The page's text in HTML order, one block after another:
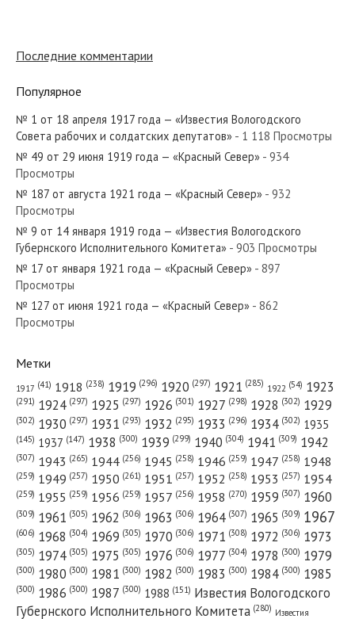
№ 60 от марта 1930 года — «Красный Север»
№ 143 от июня 1974 года — «Красный Север»
№ 192 от августа 1938 года — «Красный Север»
№ 104 от мая 1927 года — «Красный Север»
№ 36 от февраля 1963 года — «Красный Север»
№ 137 от июля 1957 года — «Красный Север»
Последние комментарии
Популярное
№ 1 от 18 апреля 1917 года — «Известия Вологодского
Совета рабочих и солдатских депутатов» - 1 118 Просмотры
№ 49 от 29 июня 1919 года — «Красный Север» - 934
Просмотры
№ 187 от августа 1921 года — «Красный Север» - 932
Просмотры
№ 9 от 14 января 1919 года — «Известия Вологодского
Губернского Исполнительного Комитета» - 903 Просмотры
№ 17 от января 1921 года — «Красный Север» - 897
Просмотры
№ 127 от июня 1921 года — «Красный Север» - 862
Просмотры
Метки
1917 (41) 1918 (238) 1919 (296) 1920 (297) 1921 (285) 1922 (54) 1923
(291) 1924 (297) 1925 (297) 1926 (301) 1927 (298) 1928 (302) 1929
(302) 1930 (297) 1931 (293) 1932 (295) 1933 (296) 1934 (302) 1935
(145) 1937 (147) 1938 (300) 1939 (299) 1940 (304) 1941 (309) 1942
(307) 1943 (265) 1944 (256) 1945 (258) 1946 (259) 1947 (258) 1948
(259) 1949 (257) 1950 (261) 1951 (257) 1952 (258) 1953 (257) 1954
(259) 1955 (259) 1956 (259) 1957 (256) 1958 (270) 1959 (307) 1960
(309) 1961 (305) 1962 (306) 1963 (306) 1964 (307) 1965 (309) 1967
(606) 1968 (304) 1969 (305) 1970 (306) 1971 (308) 1972 (306) 1973
(305) 1974 (305) 1975 (305) 1976 (306) 1977 (304) 1978 (300) 1979
(300) 1980 (300) 1981 (300) 1982 (300) 1983 (300) 1984 (300) 1985
(300) 1986 (300) 1987 (300) 1988 (151) Известия Вологодского
Губернского Исполнительного Комитета (280) Известия